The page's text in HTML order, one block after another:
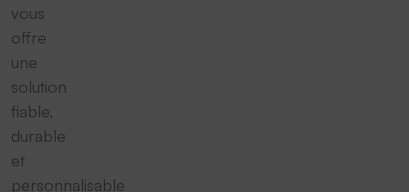
vous
offre
une
solution
fiable,
durable
et
personnalisable